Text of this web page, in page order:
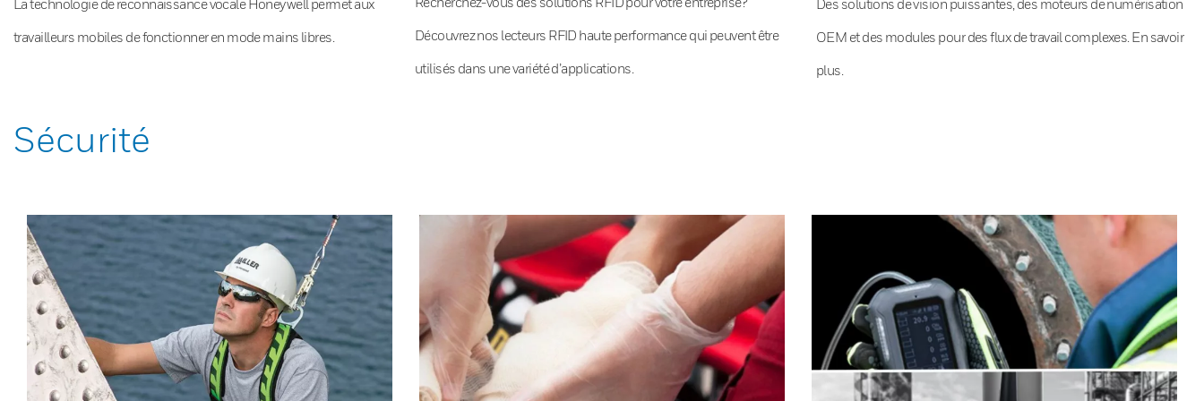
La technologie de reconnaissance vocale Honeywell permet aux
travailleurs mobiles de fonctionner en mode mains libres. Découvrez nos lecteurs RFID haute performance qui peuvent être
utilisés dans une variété d’applications.
Des solutions de vision puissantes, des moteurs de numérisation
OEM et des modules pour des flux de travail complexes. En savoir
plus.
Sécurité